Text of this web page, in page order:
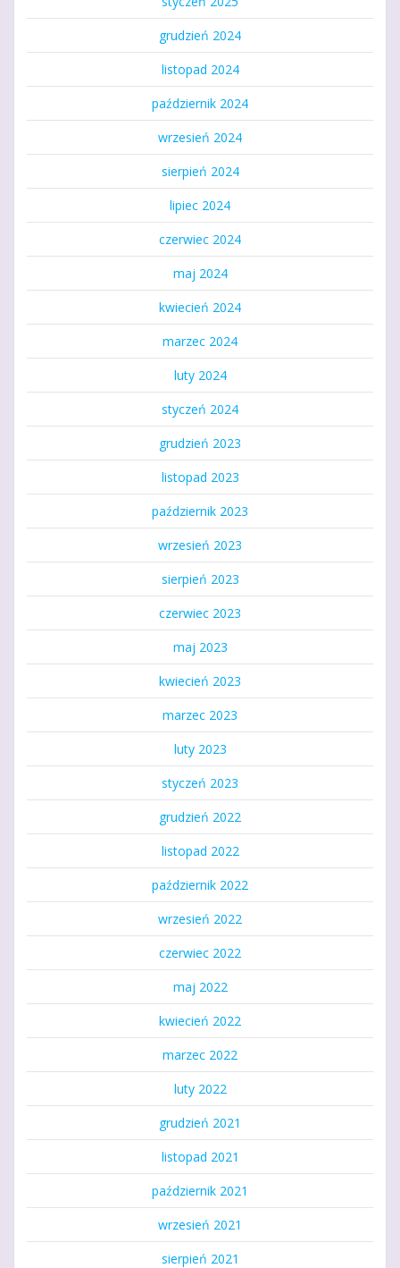
grudzień 2024
listopad 2024
październik 2024
wrzesień 2024
sierpień 2024
lipiec 2024
czerwiec 2024
maj 2024
kwiecień 2024
marzec 2024
luty 2024
styczeń 2024
grudzień 2023
listopad 2023
październik 2023
wrzesień 2023
sierpień 2023
czerwiec 2023
maj 2023
kwiecień 2023
marzec 2023
luty 2023
styczeń 2023
grudzień 2022
listopad 2022
październik 2022
wrzesień 2022
czerwiec 2022
maj 2022
kwiecień 2022
marzec 2022
luty 2022
grudzień 2021
listopad 2021
październik 2021
wrzesień 2021
sierpień 2021